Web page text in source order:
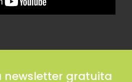
newsletter gratuita